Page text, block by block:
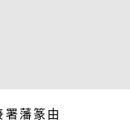
署藩篆由